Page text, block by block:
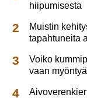
hiipumisesta
Muistin
tapahtuneita
Voiko
vaan